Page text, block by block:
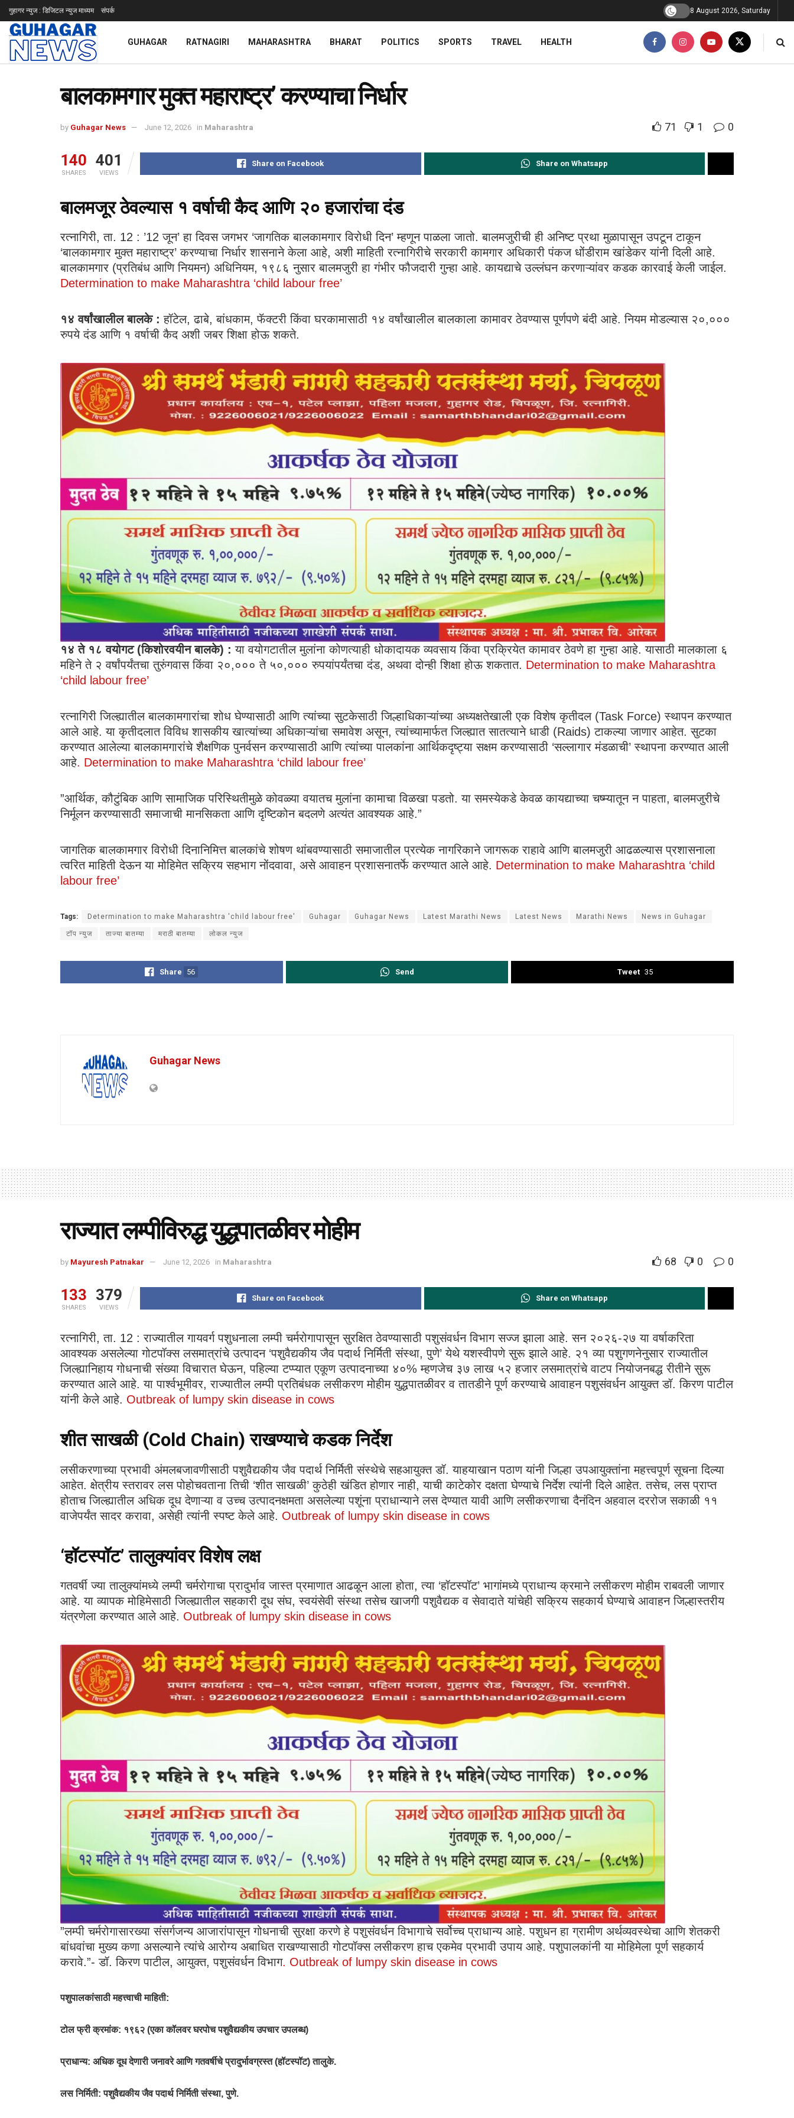
गुहागर न्युज : डिजिटल न्युज माध्यम संपर्क 8 August 2026, Saturday
GUHAGAR RATNAGIRI MAHARASHTRA BHARAT POLITICS SPORTS TRAVEL HEALTH
बालकामगार मुक्त महाराष्ट्र’ करण्याचा निर्धार
by Guhagar News June 12, 2026 in Maharashtra 71 1 0
140
SHARES
401
VIEWS
Share on Facebook Share on Whatsapp
बालमजूर ठेवल्यास १ वर्षाची कैद आणि २० हजारांचा दंड
​रत्नागिरी, ता. 12 : ’12 जून’ हा दिवस जगभर ‘जागतिक बालकामगार विरोधी दिन’ म्हणून पाळला जातो. बालमजुरीची ही अनिष्ट प्रथा मुळापासून उपटून टाकून
‘बालकामगार मुक्त महाराष्ट्र’ करण्याचा निर्धार शासनाने केला आहे, अशी माहिती रत्नागिरीचे सरकारी कामगार अधिकारी पंकज धोंडीराम खांडेकर यांनी दिली आहे.
बालकामगार (प्रतिबंध आणि नियमन) अधिनियम, १९८६ नुसार बालमजुरी हा गंभीर फौजदारी गुन्हा आहे. कायद्याचे उल्लंघन करणाऱ्यांवर कडक कारवाई केली जाईल.
Determination to make Maharashtra ‘child labour free’
१४ वर्षांखालील बालके : हॉटेल, ढाबे, बांधकाम, फॅक्टरी किंवा घरकामासाठी १४ वर्षांखालील बालकाला कामावर ठेवण्यास पूर्णपणे बंदी आहे. नियम मोडल्यास २०,०००
रुपये दंड आणि १ वर्षाची कैद अशी जबर शिक्षा होऊ शकते.
१४ ते १८ वयोगट (किशोरवयीन बालके) : या वयोगटातील मुलांना कोणत्याही धोकादायक व्यवसाय किंवा प्रक्रियेत कामावर ठेवणे हा गुन्हा आहे. यासाठी मालकाला ६
महिने ते २ वर्षांपर्यंतचा तुरुंगवास किंवा २०,००० ते ५०,००० रुपयांपर्यंतचा दंड, अथवा दोन्ही शिक्षा होऊ शकतात. Determination to make Maharashtra
‘child labour free’
रत्नागिरी ​जिल्ह्यातील बालकामगारांचा शोध घेण्यासाठी आणि त्यांच्या सुटकेसाठी जिल्हाधिकाऱ्यांच्या अध्यक्षतेखाली एक विशेष कृतीदल (Task Force) स्थापन करण्यात
आले आहे. ​या कृतीदलात विविध शासकीय खात्यांच्या अधिकाऱ्यांचा समावेश असून, त्यांच्यामार्फत जिल्ह्यात सातत्याने धाडी (Raids) टाकल्या जाणार आहेत. ​सुटका
करण्यात आलेल्या बालकामगारांचे शैक्षणिक पुनर्वसन करण्यासाठी आणि त्यांच्या पालकांना आर्थिकदृष्ट्या सक्षम करण्यासाठी ‘सल्लागार मंडळाची’ स्थापना करण्यात आली
आहे. Determination to make Maharashtra ‘child labour free’
​​”आर्थिक, कौटुंबिक आणि सामाजिक परिस्थितीमुळे कोवळ्या वयातच मुलांना कामाचा विळखा पडतो. या समस्येकडे केवळ कायद्याच्या चष्म्यातून न पाहता, बालमजुरीचे
निर्मूलन करण्यासाठी समाजाची मानसिकता आणि दृष्टिकोन बदलणे अत्यंत आवश्यक आहे.”
​जागतिक बालकामगार विरोधी दिनानिमित्त बालकांचे शोषण थांबवण्यासाठी समाजातील प्रत्येक नागरिकाने जागरूक राहावे आणि बालमजुरी आढळल्यास प्रशासनाला
त्वरित माहिती देऊन या मोहिमेत सक्रिय सहभाग नोंदवावा, असे आवाहन प्रशासनातर्फे करण्यात आले आहे. Determination to make Maharashtra ‘child
labour free’
Tags: Determination to make Maharashtra 'child labour free' Guhagar Guhagar News Latest Marathi News Latest News Marathi News News in Guhagar
टॉप न्युज ताज्या बातम्या मराठी बातम्या लोकल न्युज
Share 56 Send Tweet 35
Guhagar News
राज्यात लम्पीविरुद्ध युद्धपातळीवर मोहीम
by Mayuresh Patnakar June 12, 2026 in Maharashtra 68 0 0
133
SHARES
379
VIEWS
Share on Facebook Share on Whatsapp
​रत्नागिरी, ता. 12 : राज्यातील गायवर्ग पशुधनाला लम्पी चर्मरोगापासून सुरक्षित ठेवण्यासाठी पशुसंवर्धन विभाग सज्ज झाला आहे. सन २०२६-२७ या वर्षाकरिता
आवश्यक असलेल्या गोटपॉक्स लसमात्रांचे उत्पादन ‘पशुवैद्यकीय जैव पदार्थ निर्मिती संस्था, पुणे’ येथे यशस्वीपणे सुरू झाले आहे. २१ व्या पशुगणनेनुसार राज्यातील
जिल्ह्यानिहाय गोधनाची संख्या विचारात घेऊन, पहिल्या टप्प्यात एकूण उत्पादनाच्या ४०% म्हणजेच ३७ लाख ५२ हजार लसमात्रांचे वाटप नियोजनबद्ध रीतीने सुरू
करण्यात आले आहे. या पार्श्वभूमीवर, राज्यातील लम्पी प्रतिबंधक लसीकरण मोहीम युद्धपातळीवर व तातडीने पूर्ण करण्याचे आवाहन पशुसंवर्धन आयुक्त डॉ. किरण पाटील
यांनी केले आहे. Outbreak of lumpy skin disease in cows
शीत साखळी (Cold Chain) राखण्याचे कडक निर्देश
​लसीकरणाच्या प्रभावी अंमलबजावणीसाठी पशुवैद्यकीय जैव पदार्थ निर्मिती संस्थेचे सहआयुक्त डॉ. याहयाखान पठाण यांनी जिल्हा उपआयुक्तांना महत्त्वपूर्ण सूचना दिल्या
आहेत. क्षेत्रीय स्तरावर लस पोहोचवताना तिची ‘शीत साखळी’ कुठेही खंडित होणार नाही, याची काटेकोर दक्षता घेण्याचे निर्देश त्यांनी दिले आहेत. तसेच, लस प्राप्त
होताच जिल्ह्यातील अधिक दूध देणाऱ्या व उच्च उत्पादनक्षमता असलेल्या पशूंना प्राधान्याने लस देण्यात यावी आणि लसीकरणाचा दैनंदिन अहवाल दररोज सकाळी ११
वाजेपर्यंत सादर करावा, असेही त्यांनी स्पष्ट केले आहे. Outbreak of lumpy skin disease in cows
‘हॉटस्पॉट’ तालुक्यांवर विशेष लक्ष
​गतवर्षी ज्या तालुक्यांमध्ये लम्पी चर्मरोगाचा प्रादुर्भाव जास्त प्रमाणात आढळून आला होता, त्या ‘हॉटस्पॉट’ भागांमध्ये प्राधान्य क्रमाने लसीकरण मोहीम राबवली जाणार
आहे. या व्यापक मोहिमेसाठी जिल्ह्यातील सहकारी दूध संघ, स्वयंसेवी संस्था तसेच खाजगी पशुवैद्यक व सेवादाते यांचेही सक्रिय सहकार्य घेण्याचे आवाहन जिल्हास्तरीय
यंत्रणेला करण्यात आले आहे. Outbreak of lumpy skin disease in cows
​”लम्पी चर्मरोगासारख्या संसर्गजन्य आजारांपासून गोधनाची सुरक्षा करणे हे पशुसंवर्धन विभागाचे सर्वोच्च प्राधान्य आहे. पशुधन हा ग्रामीण अर्थव्यवस्थेचा आणि शेतकरी
बांधवांचा मुख्य कणा असल्याने त्यांचे आरोग्य अबाधित राखण्यासाठी गोटपॉक्स लसीकरण हाच एकमेव प्रभावी उपाय आहे. पशुपालकांनी या मोहिमेला पूर्ण सहकार्य
करावे.”- डॉ. किरण पाटील, आयुक्त, पशुसंवर्धन विभाग. Outbreak of lumpy skin disease in cows
पशुपालकांसाठी महत्त्वाची माहिती:
टोल फ्री क्रमांक: १९६२ (एका कॉलवर घरपोच पशुवैद्यकीय उपचार उपलब्ध)
​प्राधान्य: अधिक दूध देणारी जनावरे आणि गतवर्षीचे प्रादुर्भावग्रस्त (हॉटस्पॉट) तालुके.
​लस निर्मिती: पशुवैद्यकीय जैव पदार्थ निर्मिती संस्था, पुणे.